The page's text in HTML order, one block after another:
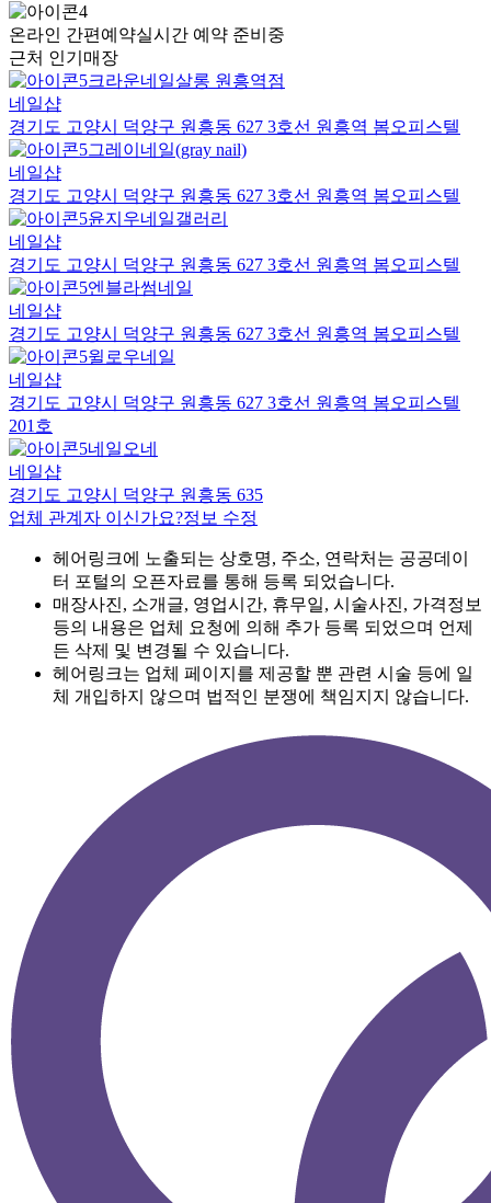
온라인 간편예약실시간 예약 준비중
근처 인기매장
크라운네일살롱 원흥역점
네일샵
경기도 고양시 덕양구 원흥동 627 3호선 원흥역 봄오피스텔
그레이네일(gray nail)
네일샵
경기도 고양시 덕양구 원흥동 627 3호선 원흥역 봄오피스텔
윤지우네일갤러리
네일샵
경기도 고양시 덕양구 원흥동 627 3호선 원흥역 봄오피스텔
엔블라썸네일
네일샵
경기도 고양시 덕양구 원흥동 627 3호선 원흥역 봄오피스텔
윌로우네일
네일샵
경기도 고양시 덕양구 원흥동 627 3호선 원흥역 봄오피스텔
201호
네일오네
네일샵
경기도 고양시 덕양구 원흥동 635
업체 관계자 이신가요?정보 수정
헤어링크에 노출되는 상호명, 주소, 연락처는 공공데이
터 포털의 오픈자료를 통해 등록 되었습니다.
매장사진, 소개글, 영업시간, 휴무일, 시술사진, 가격정보
등의 내용은 업체 요청에 의해 추가 등록 되었으며 언제
든 삭제 및 변경될 수 있습니다.
헤어링크는 업체 페이지를 제공할 뿐 관련 시술 등에 일
체 개입하지 않으며 법적인 분쟁에 책임지지 않습니다.